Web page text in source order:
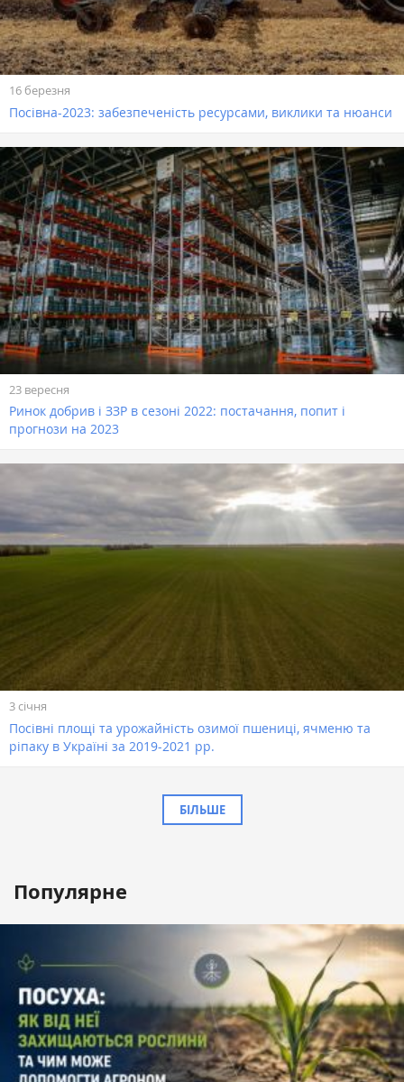
16 березня
Посівна-2023: забезпеченість ресурсами, виклики та нюанси
23 вересня
Ринок добрив і ЗЗР в сезоні 2022: постачання, попит і
прогнози на 2023
3 січня
Посівні площі та урожайність озимої пшениці, ячменю та
ріпаку в Україні за 2019-2021 рр.
БІЛЬШЕ
Популярне